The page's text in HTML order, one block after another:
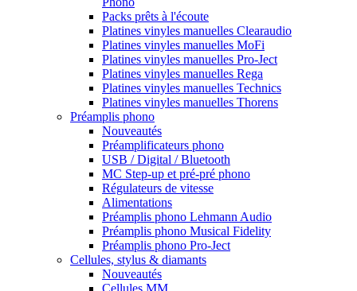
Packs prêts à l'écoute
Platines vinyles manuelles Clearaudio
Platines vinyles manuelles MoFi
Platines vinyles manuelles Pro-Ject
Platines vinyles manuelles Rega
Platines vinyles manuelles Technics
Platines vinyles manuelles Thorens
Préamplis phono
Nouveautés
Préamplificateurs phono
USB / Digital / Bluetooth
MC Step-up et pré-pré phono
Régulateurs de vitesse
Alimentations
Préamplis phono Lehmann Audio
Préamplis phono Musical Fidelity
Préamplis phono Pro-Ject
Cellules, stylus & diamants
Nouveautés
Cellules MM